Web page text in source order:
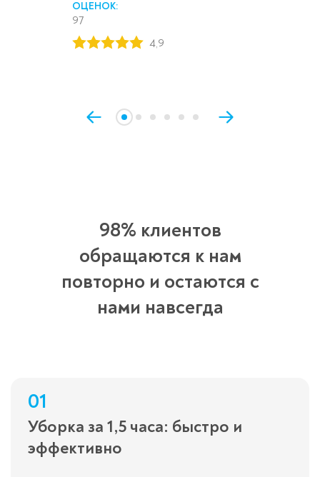
ОЦЕНОК:
97
4,9
98% клиентов
обращаются к нам
повторно и остаются с
нами навсегда
01
Уборка за 1,5 часа: быстро и
эффективно